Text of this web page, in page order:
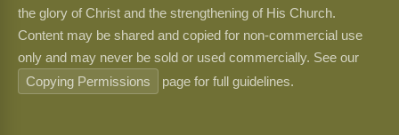
the glory of Christ and the strengthening of His Church.
Content may be shared and copied for non-commercial use
only and may never be sold or used commercially. See our
Copying Permissions
page for full guidelines.